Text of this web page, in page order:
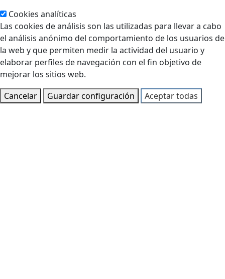
Cookies analíticas
Las cookies de análisis son las utilizadas para llevar a cabo
el análisis anónimo del comportamiento de los usuarios de
la web y que permiten medir la actividad del usuario y
elaborar perfiles de navegación con el fin objetivo de
mejorar los sitios web.
Cancelar
Guardar configuración Aceptar todas